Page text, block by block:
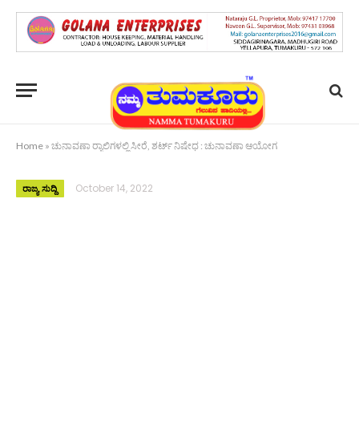
Home » ಚುನಾವಣಾ ರ್‍ಯಾಲಿಗಳಲ್ಲಿ ಸೀರೆ, ಶರ್ಟ್ ನಿಷೇಧ : ಚುನಾವಣಾ ಆಯೋಗ
ರಾಜ್ಯ ಸುದ್ದಿ October 14, 2022